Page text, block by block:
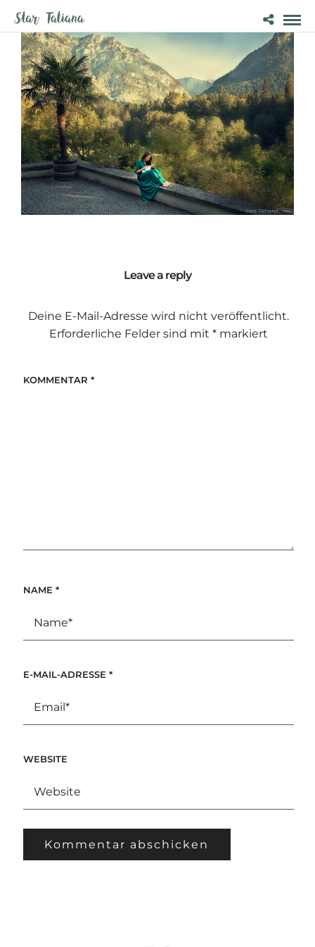
Leave a reply
Deine E-Mail-Adresse wird nicht veröffentlicht.
Erforderliche Felder sind mit *markiert
KOMMENTAR *
NAME *
E-MAIL-ADRESSE *
WEBSITE